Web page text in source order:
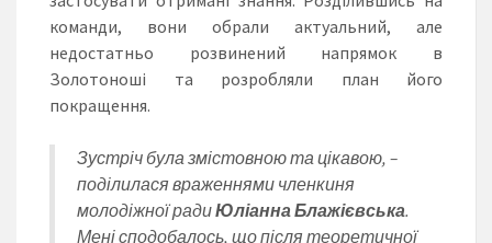
команди, вони обрали актуальний, але
недостатньо розвинений напрямок в
Золотоноші та розробляли план його
покращення.
Зустріч була змістовною та цікавою, –
поділилася враженнями членкиня
молодіжної радиЮліанна Блажієвська.
Мені сподобалось, що після теоретичної